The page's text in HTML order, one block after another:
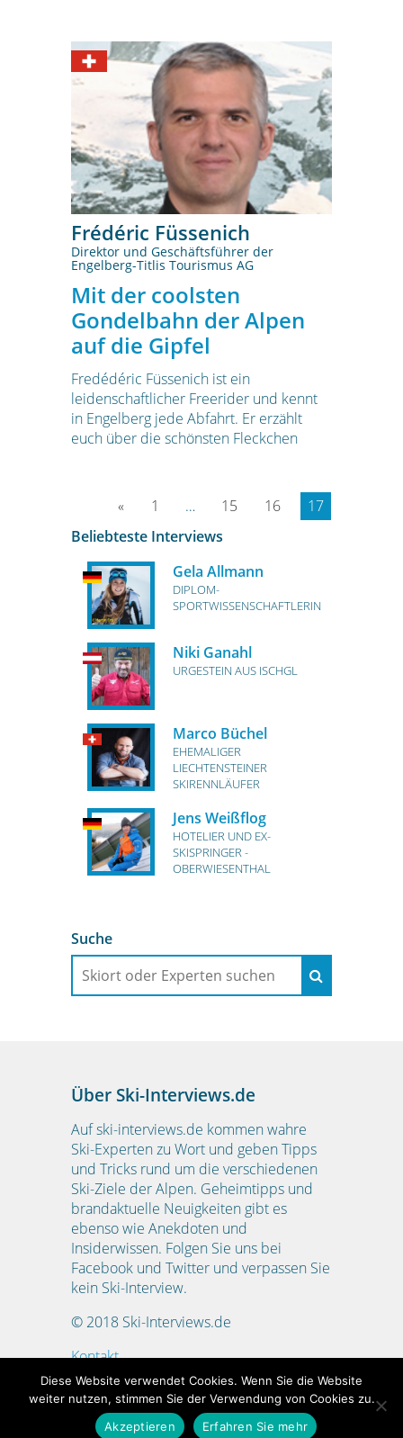
Frédéric Füssenich
Direktor und Geschäftsführer der
Engelberg-Titlis Tourismus AG
Mit der coolsten
Gondelbahn der Alpen
auf die Gipfel
Fredédéric Füssenich ist ein
leidenschaftlicher Freerider und kennt
in Engelberg jede Abfahrt. Er erzählt
euch über die schönsten Fleckchen
« 1 … 15 16
17
Beliebteste Interviews
Gela Allmann
DIPLOM-
SPORTWISSENSCHAFTLERIN
Niki Ganahl
URGESTEIN AUS ISCHGL
Marco Büchel
EHEMALIGER
LIECHTENSTEINER
SKIRENNLÄUFER
Jens Weißflog
HOTELIER UND EX-
SKISPRINGER -
OBERWIESENTHAL
Suche
Über Ski-Interviews.de
Auf ski-interviews.de kommen wahre
Ski-Experten zu Wort und geben Tipps
und Tricks rund um die verschiedenen
Ski-Ziele der Alpen. Geheimtipps und
brandaktuelle Neuigkeiten gibt es
ebenso wie Anekdoten und
Insiderwissen. Folgen Sie uns bei
Facebook und Twitter und verpassen Sie
kein Ski-Interview.
© 2018 Ski-Interviews.de
Kontakt
Impressum
Datenschutzerklärung
Diese Website verwendet Cookies. Wenn Sie die Website
weiter nutzen, stimmen Sie der Verwendung von Cookies zu.
Akzeptieren
Erfahren Sie mehr